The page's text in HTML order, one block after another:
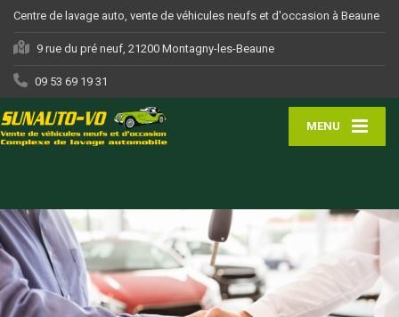
Centre de lavage auto, vente de véhicules neufs et d'occasion à Beaune
9 rue du pré neuf, 21200 Montagny-les-Beaune
09 53 69 19 31
MENU